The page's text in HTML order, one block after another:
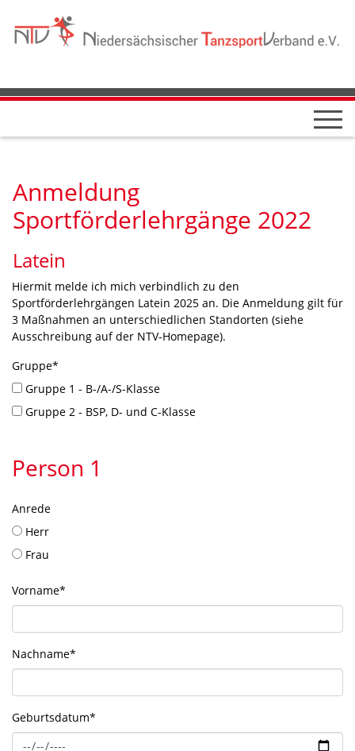
Anmeldung
Sportförderlehrgänge 2022
Latein
Hiermit melde ich mich verbindlich zu den
Sportförderlehrgängen Latein 2025 an. Die Anmeldung gilt für
3 Maßnahmen an unterschiedlichen Standorten (siehe
Ausschreibung auf der NTV-Homepage).
Gruppe*
Gruppe 1 - B-/A-/S-Klasse
Gruppe 2 - BSP, D- und C-Klasse
Person 1
Anrede
Herr
Frau
Vorname*
Nachname*
Geburtsdatum*